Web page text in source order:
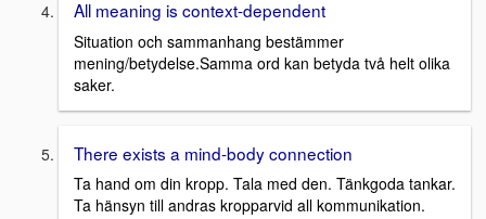
All meaning is context-dependent
Situation och sammanhang bestämmer
mening/betydelse.Samma ord kan betyda två helt olika
saker.
There exists a mind-body connection
Ta hand om din kropp. Tala med den. Tänkgoda tankar.
Ta hänsyn till andras kropparvid all kommunikation.